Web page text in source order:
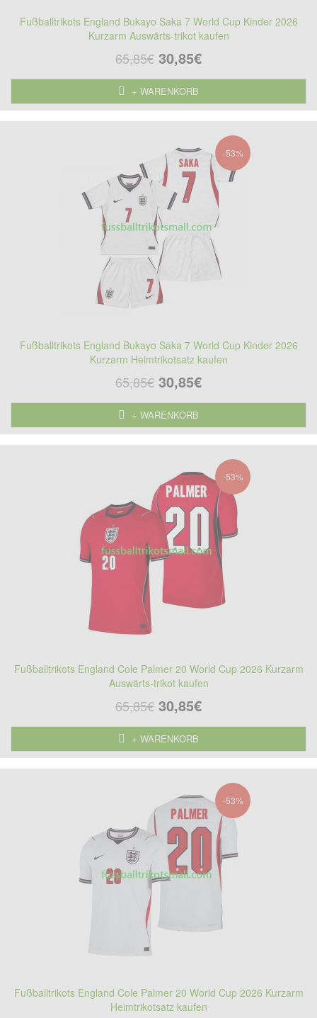
Fußballtrikots England Bukayo Saka 7 World Cup Kinder 2026
Kurzarm Auswärts-trikot kaufen
65,85€ 30,85€
+ WARENKORB
-53%
Fußballtrikots England Bukayo Saka 7 World Cup Kinder 2026
Kurzarm Heimtrikotsatz kaufen
65,85€ 30,85€
+ WARENKORB
-53%
Fußballtrikots England Cole Palmer 20 World Cup 2026 Kurzarm
Auswärts-trikot kaufen
65,85€ 30,85€
+ WARENKORB
-53%
Fußballtrikots England Cole Palmer 20 World Cup 2026 Kurzarm
Heimtrikotsatz kaufen